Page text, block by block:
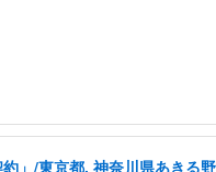
」/東京都, 神奈川県あきる